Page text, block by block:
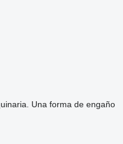
Una forma de engaño